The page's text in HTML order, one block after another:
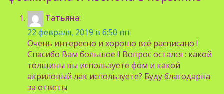
Татьяна:
22 февраля, 2019 в 6:50 пп
Очень интересно и хорошо всё расписано !
Спасибо Вам большое !! Вопрос остался : какой
толщины вы используете фом и какой
акриловый лак используете? Буду благодарна
за ответы